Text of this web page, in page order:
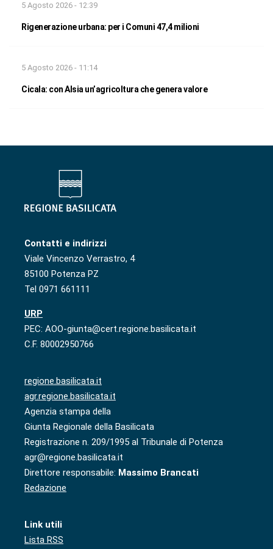
5 Agosto 2026 - 12:39
Rigenerazione urbana: per i Comuni 47,4 milioni
5 Agosto 2026 - 11:14
Cicala: con Alsia un’agricoltura che genera valore
Contatti e indirizzi
Viale Vincenzo Verrastro, 4
85100 Potenza PZ
Tel 0971 661111
URP
PEC: AOO-giunta@cert.regione.basilicata.it
C.F. 80002950766
regione.basilicata.it
agr.regione.basilicata.it
Agenzia stampa della
Giunta Regionale della Basilicata
Registrazione n. 209/1995 al Tribunale di Potenza
agr@regione.basilicata.it
Direttore responsabile: Massimo Brancati
Redazione
Link utili
Lista RSS